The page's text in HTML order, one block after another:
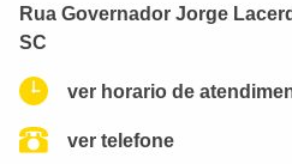
Rua Governador Jorge
SC
ver horario de
ver telefone